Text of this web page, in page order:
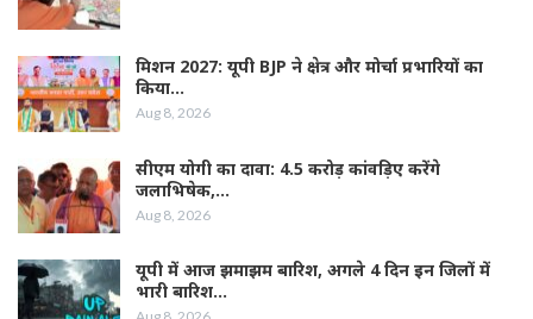
मिशन 2027: यूपी BJP ने क्षेत्र और मोर्चा प्रभारियों का
किया…
Aug 8, 2026
सीएम योगी का दावा: 4.5 करोड़ कांवड़िए करेंगे
जलाभिषेक,…
Aug 8, 2026
यूपी में आज झमाझम बारिश, अगले 4 दिन इन जिलों में
भारी बारिश…